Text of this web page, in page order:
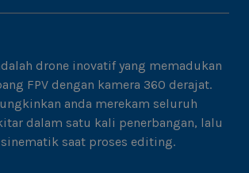
drone inovatif yang memadukan
FPV dengan kamera 360 derajat.
anda merekam seluruh
dalam satu kali penerbangan, lalu
saat proses editing.